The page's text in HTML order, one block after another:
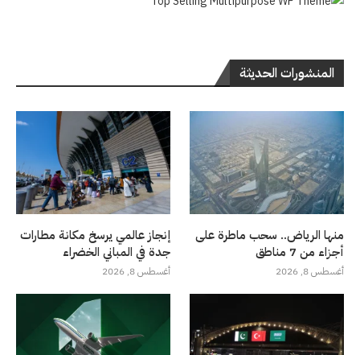
المنشورات الحديثة
منها الرياض.. سحب ماطرة على
أجزاء من 7 مناطق
أغسطس 8, 2026
إنجاز عالمي يرسخ مكانة مطارات
جدة في المباني الخضراء
أغسطس 8, 2026